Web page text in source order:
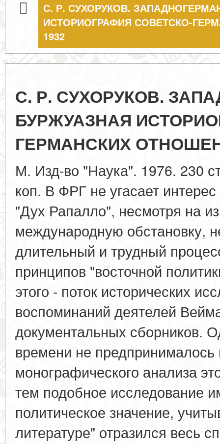
С. Р. СУХОРУКОВ.
ИСТОРИОГРАФИЯ СОВЕТСКО-
1932
С. Р. СУХОРУКОВ.
БУРЖУАЗНАЯ
ГЕРМАНСКИХ
М. Изд-во "Наука". 1976. 230
коп. В ФРГ не угасает
"Дух Рапалло", несмотря на
международную обстановку,
длительный и трудный
принципов "восточной
этого - поток исторических
воспоминаний деятелей
документальных сборников.
времени не предпринималось
монографического анализа
тем подобное исследование
политическое значение,
литературе" отразился весь